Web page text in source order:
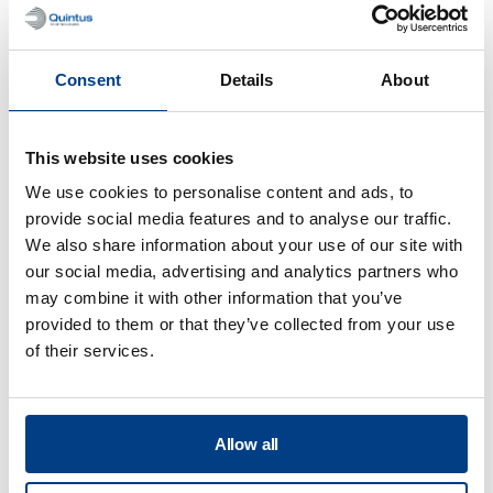
Consent Details About
This website uses cookies
We use cookies to personalise content and ads, to
provide social media features and to analyse our traffic.
We also share information about your use of our site with
our social media, advertising and analytics partners who
may combine it with other information that you’ve
provided to them or that they’ve collected from your use
of their services.
Allow all
Serie HPP Lab